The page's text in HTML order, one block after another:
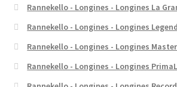
Rannekello - Longines - Longines La
Rannekello - Longines - Longines
Rannekello - Longines - Longines
Rannekello - Longines - Longines